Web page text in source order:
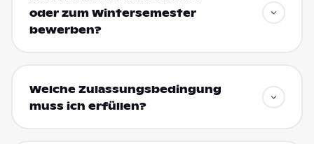
oder zum Wintersemester
bewerben?
Welche Zulassungsbedingung
muss ich erfüllen?